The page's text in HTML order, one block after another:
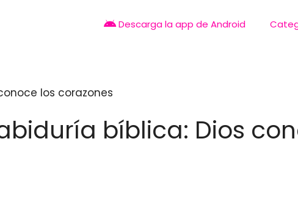
Descarga la app de Android
los corazones
bíblica: Dios